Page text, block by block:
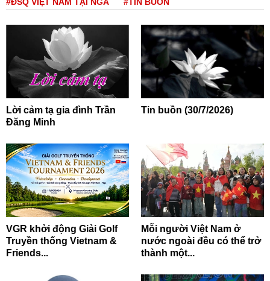
Lời cảm tạ gia đình Trần
Đăng Minh
Tin buồn (30/7/2026)
VGR khởi động Giải Golf
Truyền thống Vietnam &
Friends...
Mỗi người Việt Nam ở
nước ngoài đều có thể trở
thành một...